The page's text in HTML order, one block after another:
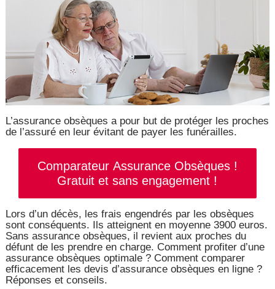
L’assurance obsèques a pour but de protéger les proches
de l’assuré en leur évitant de payer les funérailles.
Comparateur Assurance Obsèques !
Gratuit et sans engagement !
Lors d’un décès, les frais engendrés par les obsèques
sont conséquents. Ils atteignent en moyenne 3900 euros.
Sans assurance obsèques, il revient aux proches du
défunt de les prendre en charge. Comment profiter d’une
assurance obsèques optimale ? Comment comparer
efficacement les devis d’assurance obsèques en ligne ?
Réponses et conseils.